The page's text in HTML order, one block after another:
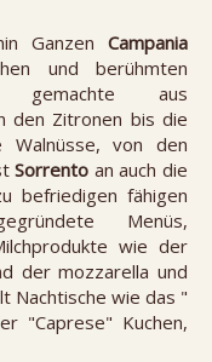
Ganzen Campania
und berühmten
gemachte aus
den Zitronen bis die
von den
Sorrento an auch die
befriedigen fähigen
Menüs,
wie der
der mozzarella und
Nachtische wie das "
"Caprese" Kuchen,